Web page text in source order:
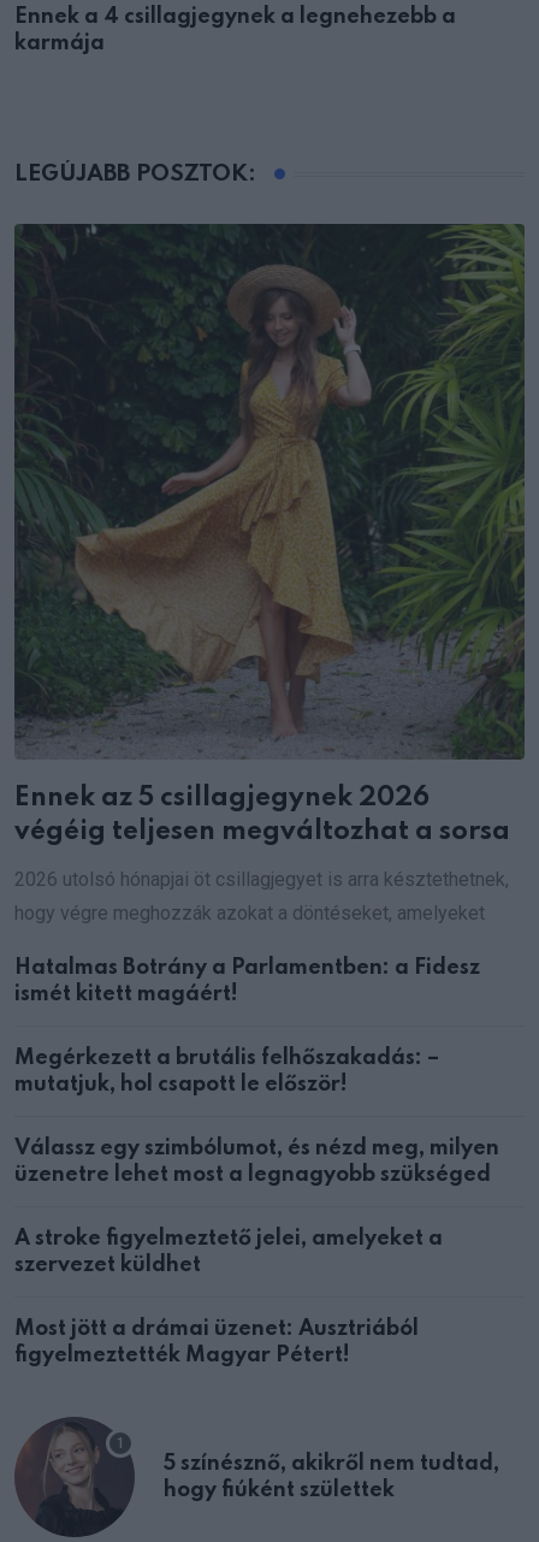
Ennek a 4 csillagjegynek a legnehezebb a
karmája
LEGÚJABB POSZTOK:
Ennek az 5 csillagjegynek 2026
végéig teljesen megváltozhat a sorsa
2026 utolsó hónapjai öt csillagjegyet is arra késztethetnek,
hogy végre meghozzák azokat a döntéseket, amelyeket
Hatalmas Botrány a Parlamentben: a Fidesz
ismét kitett magáért!
Megérkezett a brutális felhőszakadás: –
mutatjuk, hol csapott le először!
Válassz egy szimbólumot, és nézd meg, milyen
üzenetre lehet most a legnagyobb szükséged
A stroke figyelmeztető jelei, amelyeket a
szervezet küldhet
Most jött a drámai üzenet: Ausztriából
figyelmeztették Magyar Pétert!
5 színésznő, akikről nem tudtad,
hogy fiúként születtek